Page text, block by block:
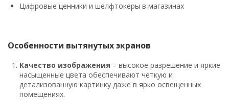
Цифровые ценники и шелфтокеры в магазинах
Особенности вытянутых экранов
Качество изображения – высокое разрешение и яркие
насыщенные цвета обеспечивают четкую и
детализованную картинку даже в ярко освещенных
помещениях.